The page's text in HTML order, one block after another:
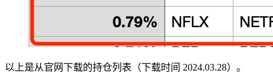
以上是从官网下载的持仓列表（下载时间 2024.03.28）。